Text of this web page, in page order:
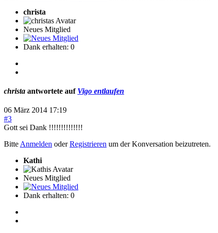
christa
Neues Mitglied
Dank erhalten: 0
christa antwortete auf Vigo entlaufen
06 März 2014 17:19
#3
Gott sei Dank !!!!!!!!!!!!!!
BitteAnmelden oderRegistrieren um der Konversation beizutreten.
Kathi
Neues Mitglied
Dank erhalten: 0